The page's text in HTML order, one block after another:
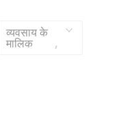
व्यवसाय के
मालिक ,